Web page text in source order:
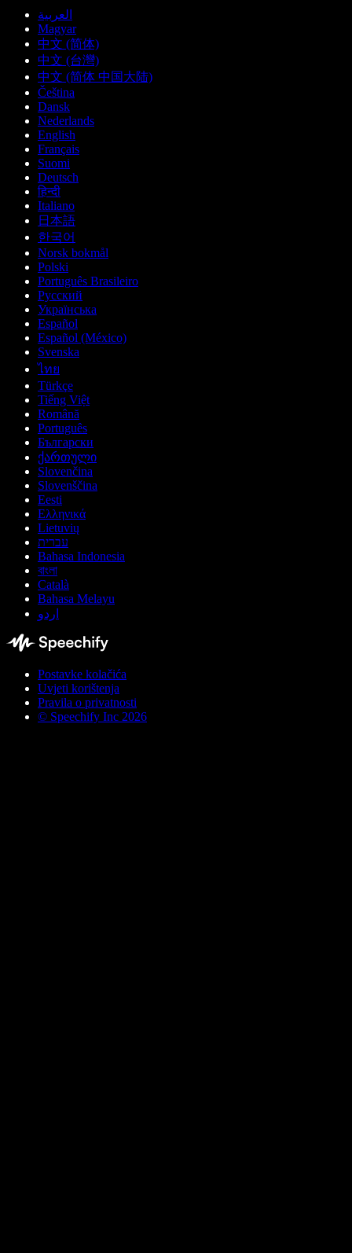
العربية
Magyar
中文 (简体)
中文 (台灣)
中文 (简体 中国大陆)
Čeština
Dansk
Nederlands
English
Français
Suomi
Deutsch
हिन्दी
Italiano
日本語
한국어
Norsk bokmål
Polski
Português Brasileiro
Русский
Українська
Español
Español (México)
Svenska
ไทย
Türkçe
Tiếng Việt
Română
Português
Български
ქართული
Slovenčina
Slovenščina
Eesti
Ελληνικά
Lietuvių
עברית
Bahasa Indonesia
বাংলা
Català
Bahasa Melayu
اردو
Postavke kolačića
Uvjeti korištenja
Pravila o privatnosti
© Speechify Inc 2026